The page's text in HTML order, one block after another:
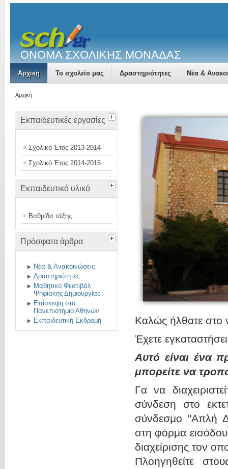
ΟΝΟΜΑ ΣΧΟΛΙΚΗΣ ΜΟΝΑΔΑΣ
Αρχική Το σχολείο μας Δραστηριότητες Νέα &
Αρχική
Εκπαιδευτικές εργασίες
Σχολικό Έτος 2013-2014
Σχολικό Έτος 2014-2015
Εκπαιδευτικό υλικό
Βαθμίδα τάξης
Πρόσφατα άρθρα
Νέα & Ανακοινώσεις
Δραστηριότητες
Μαθητικό Φεστιβάλ
Ψηφιακής Δημιουργίας
Επίσκεψη στο
Πανεπιστήμιο Αθηνών
Εκπαιδευτική Εκδρομή
Καλώς ήλθατε
Έχετε
Αυτό είναι ένα
μπορείτε να
Γα να
σύνδεση στο
σύνδεσμο "Απλή
στη φόρμα
διαχείρισης τον
Πλοηγηθείτε